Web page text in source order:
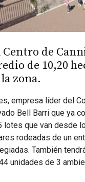
Centro de
de 10,20
zona.
empresa líder del
Bell Barri que ya
lotes que van desde
rodeadas de un
También
unidades de 3